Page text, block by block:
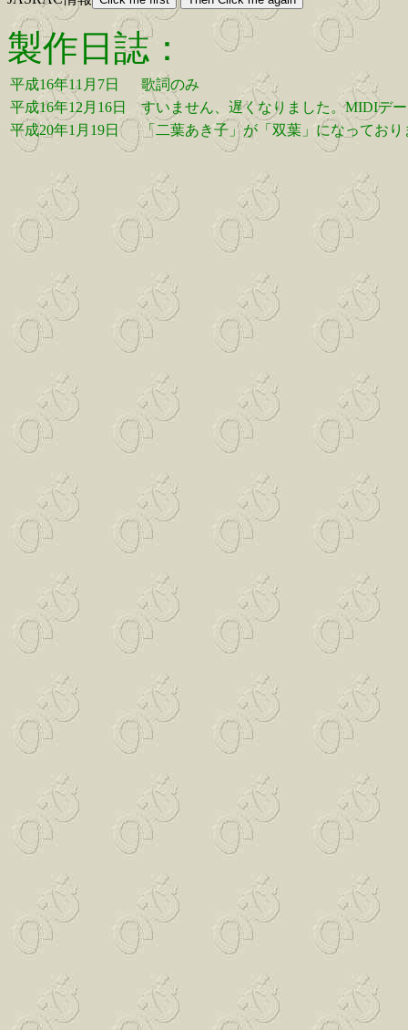
製作日誌：
平成16年11月7日
歌詞のみ
平成16年12月16日
すいません、遅くなりました。MIDIデ
平成20年1月19日
「二葉あき子」が「双葉」になっており